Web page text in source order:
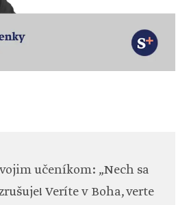
učeníkom: „Nech sa
Veríte v Boha, verte